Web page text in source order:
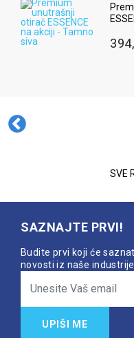
SVE
SAZNAJTE PRVI!
Budite prvi koji će
novosti iz naše
UPIŠI ME